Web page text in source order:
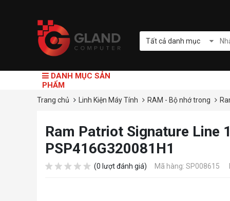
Tất cả danh mục
DANH MỤC SẢN
PHẨM
Trang chủ Linh Kiện Máy Tính RAM - Bộ nhớ trong
Ram Patriot Signature Line
PSP416G320081H1
(0 lượt đánh giá) Mã hàng: SP008615